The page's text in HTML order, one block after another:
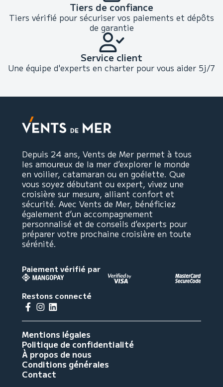
Tiers de confiance
Tiers vérifié pour sécuriser vos paiements et dépôts
de garantie
Service client
Une équipe d'experts en charter pour vous aider 5j/7
Depuis 24 ans, Vents de Mer permet à tous
les amoureux de la mer d’explorer le monde
en voilier, catamaran ou en goélette. Que
vous soyez débutant ou expert, vivez une
croisière sur mesure, alliant confort et
sécurité. Avec Vents de Mer, bénéficiez
également d’un accompagnement
personnalisé et de conseils d’experts pour
préparer votre prochaine croisière en toute
sérénité.
Paiement vérifié par
Restons connecté
Mentions légales
Politique de confidentialité
À propos de nous
Conditions générales
Contact